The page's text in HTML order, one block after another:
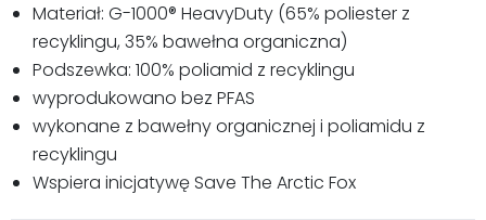
Materiał: G-1000® HeavyDuty (65% poliester z
recyklingu, 35% bawełna organiczna)
Podszewka: 100% poliamid z recyklingu
wyprodukowano bez PFAS
wykonane z bawełny organicznej i poliamidu z
recyklingu
Wspiera inicjatywę Save The Arctic Fox